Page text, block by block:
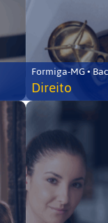
Formiga-MG •
Direito